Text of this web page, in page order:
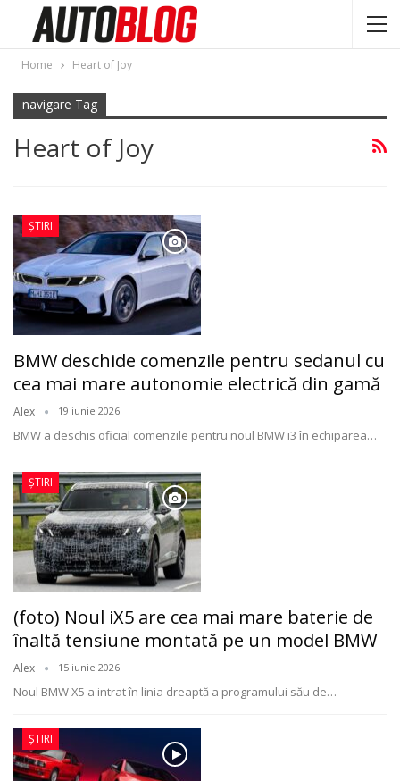
Home Heart of Joy
navigare Tag
Heart of Joy
ȘTIRI
BMW deschide comenzile pentru sedanul cu
cea mai mare autonomie electrică din gamă
Alex 19 iunie 2026
BMW a deschis oficial comenzile pentru noul BMW i3 în echiparea…
ȘTIRI
(foto) Noul iX5 are cea mai mare baterie de
înaltă tensiune montată pe un model BMW
Alex 15 iunie 2026
Noul BMW X5 a intrat în linia dreaptă a programului său de…
ȘTIRI